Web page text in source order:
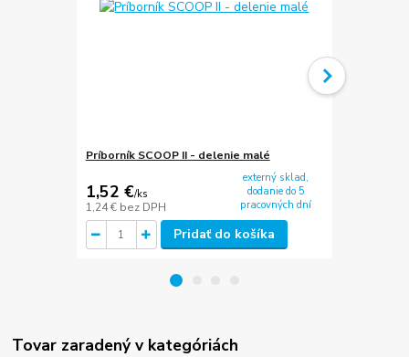
Príborník SCOOP II - delenie malé
1,52 €/ks
1,24 € bez DPH
externý sklad,
dodanie do 5
pracovných dní
Pridať do košíka
Tovar zaradený v kategóriách